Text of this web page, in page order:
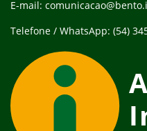
E-mail:
Telefone / WhatsApp: (54)